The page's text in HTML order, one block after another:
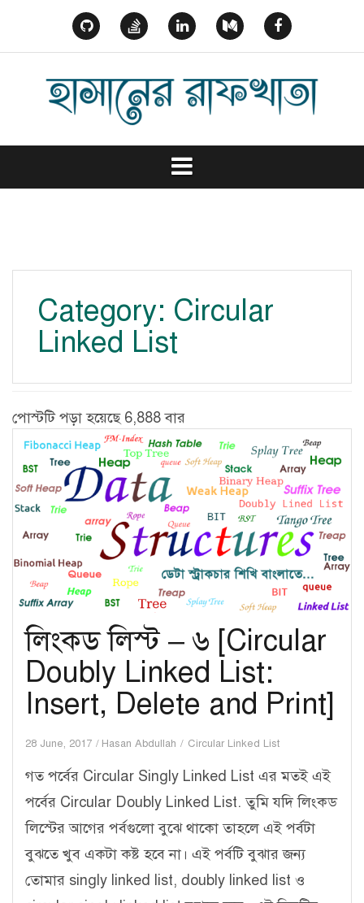
content
Category: Circular
Linked List
পোস্টটি পড়া হয়েছে 6,888 বার
লিংকড লিস্ট – ৬ [Circular
Doubly Linked List:
Insert, Delete and Print]
28 June, 2017 Hasan Abdullah Circular Linked List
গত পর্বের Circular Singly Linked List এর মতই এই
পর্বের Circular Doubly Linked List. তুমি যদি লিংকড
লিস্টের আগের পর্বগুলো বুঝে থাকো তাহলে এই পর্বটা
বুঝতে খুব একটা কষ্ট হবে না। এই পর্বটি বুঝার জন্য
তোমার singly linked list, doubly linked list ও